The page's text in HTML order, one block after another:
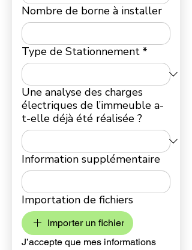
Nombre de borne à installer
Type de Stationnement *
Une analyse des charges
électriques de l’immeuble a-
t-elle déjà été réalisée ?
Information supplémentaire
Importation de fichiers
Importer un fichier
J’accepte que mes informations